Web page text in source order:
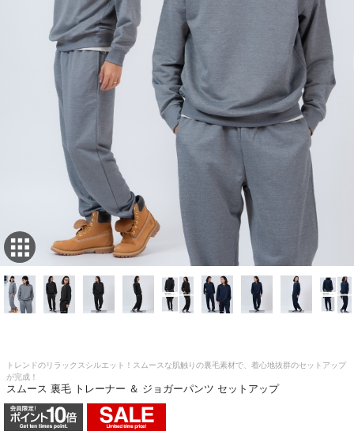
トレンドのリラックスシルエット！スムースな肌触りの裏毛素材で、着心地抜群のセットアップ
が完成！
スムース 裏毛 トレーナー ＆ ジョガーパンツ セットアップ